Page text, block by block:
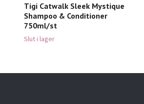
Tigi Catwalk Sleek Mystique
Shampoo & Conditioner
750ml/st
Slut i lager